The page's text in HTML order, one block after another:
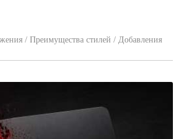
/ Преимущества стилей / Добавления